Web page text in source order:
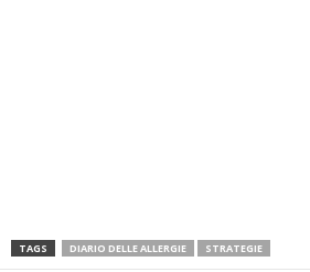
TAGS DIARIO DELLE ALLERGIE STRATEGIE